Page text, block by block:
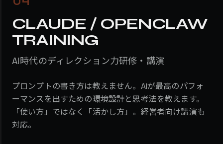
CLAUDE / OPENCLAW
TRAINING
AI時代のディレクション力研修・講演
プロンプトの書き方は教えません。AIが最高のパフォ
ーマンスを出すための環境設計と思考法を教えます。
「使い方」ではなく「活かし方」。経営者向け講演も
対応。